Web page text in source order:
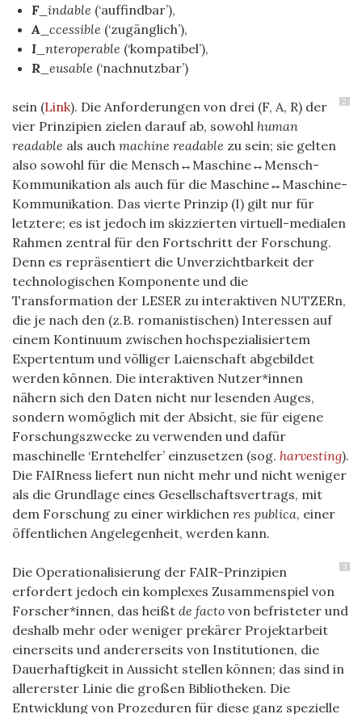
F _indable (‘auffindbar’),
A _ccessible (‘zugänglich’),
I _nteroperable (‘kompatibel’),
R _eusable (‘nachnutzbar’)
2
sein (Link). Die Anforderungen von drei (F, A, R) der
vier Prinzipien zielen darauf ab, sowohl human
readable als auch machine readable zu sein; sie gelten
also sowohl für die Mensch↔Maschine↔Mensch-
Kommunikation als auch für die Maschine↔Maschine-
Kommunikation. Das vierte Prinzip (I) gilt nur für
letztere; es ist jedoch im skizzierten virtuell-medialen
Rahmen zentral für den Fortschritt der Forschung.
Denn es repräsentiert die Unverzichtbarkeit der
technologischen Komponente und die
Transformation der LESER zu interaktiven NUTZERn,
die je nach den (z.B. romanistischen) Interessen auf
einem Kontinuum zwischen hochspezialisiertem
Expertentum und völliger Laienschaft abgebildet
werden können. Die interaktiven Nutzer*innen
nähern sich den Daten nicht nur lesenden Auges,
sondern womöglich mit der Absicht, sie für eigene
Forschungszwecke zu verwenden und dafür
maschinelle ‘Erntehelfer’ einzusetzen (sog. harvesting).
Die FAIRness liefert nun nicht mehr und nicht weniger
als die Grundlage eines Gesellschaftsvertrags, mit
dem Forschung zu einer wirklichen res publica, einer
öffentlichen Angelegenheit, werden kann.
3
Die Operationalisierung der FAIR-Prinzipien
erfordert jedoch ein komplexes Zusammenspiel von
Forscher*innen, das heißt de facto von befristeter und
deshalb mehr oder weniger prekärer Projektarbeit
einerseits und andererseits von Institutionen, die
Dauerhaftigkeit in Aussicht stellen können; das sind in
allererster Linie die großen Bibliotheken. Die
Entwicklung von Prozeduren für diese ganz spezielle